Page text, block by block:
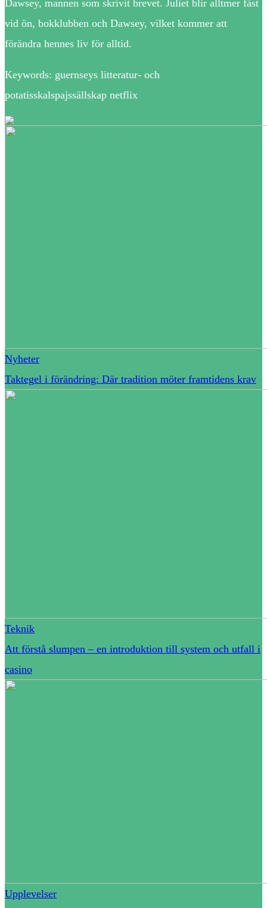
Dawsey, mannen som skrivit brevet. Juliet blir alltmer fäst
vid ön, bokklubben och Dawsey, vilket kommer att
förändra hennes liv för alltid.
Keywords: guernseys litteratur- och
potatisskalspajssällskap netflix
Nyheter
Taktegel i förändring: Där tradition möter framtidens krav
Teknik
Att förstå slumpen – en introduktion till system och utfall i
casino
Upplevelser